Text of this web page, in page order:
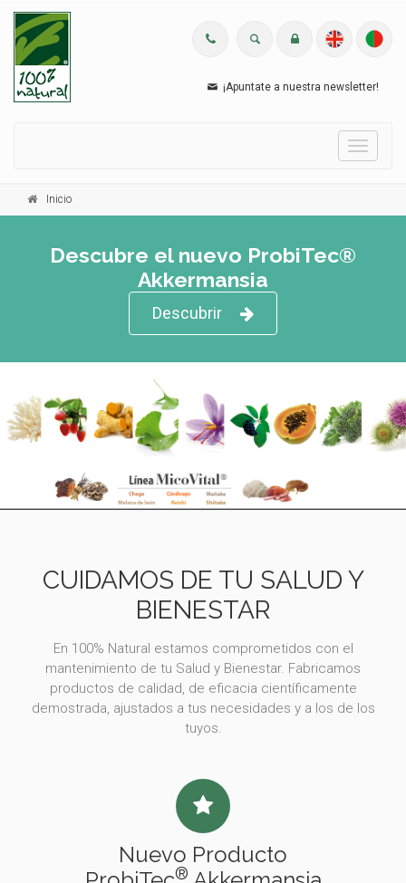
¡Apuntate a nuestra newsletter!
Menu
Inicio
Descubre el nuevo ProbiTec®
Akkermansia
Descubrir
CUIDAMOS DE TU SALUD Y
BIENESTAR
En 100% Natural estamos comprometidos con el
mantenimiento de tu Salud y Bienestar. Fabricamos
productos de calidad, de eficacia científicamente
demostrada, ajustados a tus necesidades y a los de los
tuyos.
Nuevo Producto
®